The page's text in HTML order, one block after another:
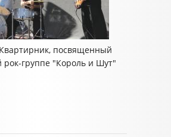
посвященный
рок-группе "Король и Шут"